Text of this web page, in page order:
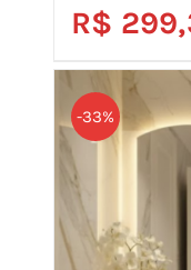
R$
-33%